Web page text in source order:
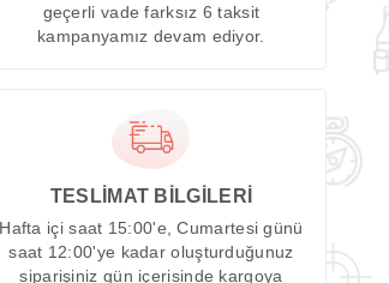
geçerli vade farksız 6 taksit
kampanyamız devam ediyor.
TESLİMAT BİLGİLERİ
Hafta içi saat 15:00'e, Cumartesi günü
saat 12:00'ye kadar oluşturduğunuz
siparişiniz gün içerisinde kargoya